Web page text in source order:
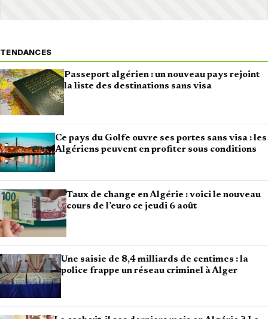
TENDANCES
Passeport algérien : un nouveau pays rejoint
la liste des destinations sans visa
Ce pays du Golfe ouvre ses portes sans visa : les
Algériens peuvent en profiter sous conditions
Taux de change en Algérie : voici le nouveau
cours de l’euro ce jeudi 6 août
Une saisie de 8,4 milliards de centimes : la
police frappe un réseau criminel à Alger